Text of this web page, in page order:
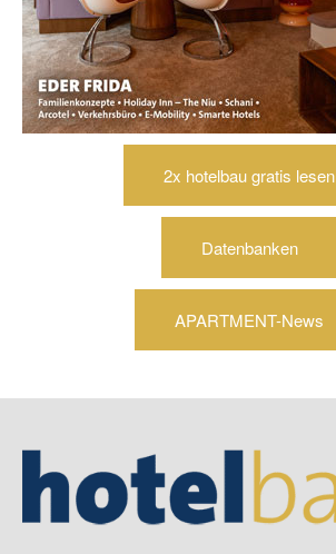
2x hotelbau gratis lesen
Datenbanken
APARTMENT-News